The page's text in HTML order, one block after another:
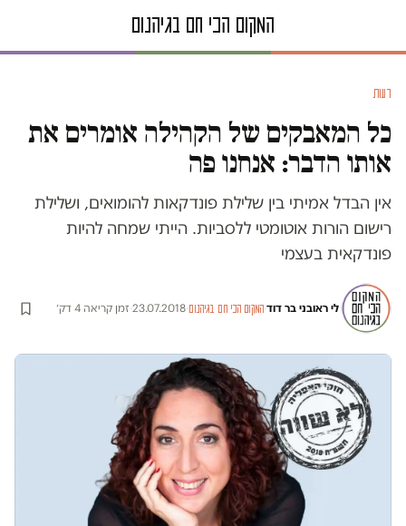
דעות
כל המאבקים של הקהילה אומרים את
אותו הדבר: אנחנו פה
אין הבדל אמיתי בין שלילת פונדקאות להומואים, ושלילת
רישום הורות אוטומטי ללסביות. הייתי שמחה להיות
פונדקאית בעצמי
לי ראובני בר דוד·המקום הכי חם בגיהנום·
23.07.2018
·זמן קריאה 4 דק׳